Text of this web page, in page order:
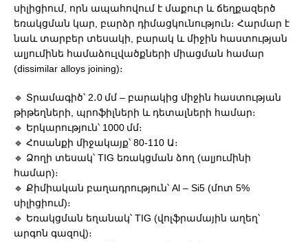
սիլիցիում, որն ապահովում է մաքուր և ճեղքազերծ
եռակցման կար, բարձր դիմացկունություն։ Հարմար է
նաև տարբեր տեսակի, բարակ և միջին հաստության
ալյումինե համաձուլվածքների միացման համար
(dissimilar alloys joining)։
🔹 Տրամագիծ՝ 2․0 մմ – բարակից միջին հաստության
թիթեղների, պրոֆիլների և դետալների համար։
🔹 Երկարություն՝ 1000 մմ։
🔹 Հոսանքի միջակայք՝ 80-110 Ա։
🔹 Ձողի տեսակ՝ TIG եռակցման ձող (ալյումինի
համար)։
🔹 Քիմիական բաղադրություն՝ Al – Si5 (մոտ 5%
սիլիցիում)։
🔹 Եռակցման եղանակ՝ TIG (վոլֆրամային աղեղ՝
արգոն գազով)։